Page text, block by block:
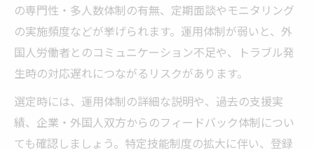
の専門性・多人数体制の有無、定期面談やモニタリング
の実施頻度などが挙げられます。運用体制が弱いと、外
国人労働者とのコミュニケーション不足や、トラブル発
生時の対応遅れにつながるリスクがあります。
選定時には、運用体制の詳細な説明や、過去の支援実
績、企業・外国人双方からのフィードバック体制につい
ても確認しましょう。特定技能制度の拡大に伴い、登録